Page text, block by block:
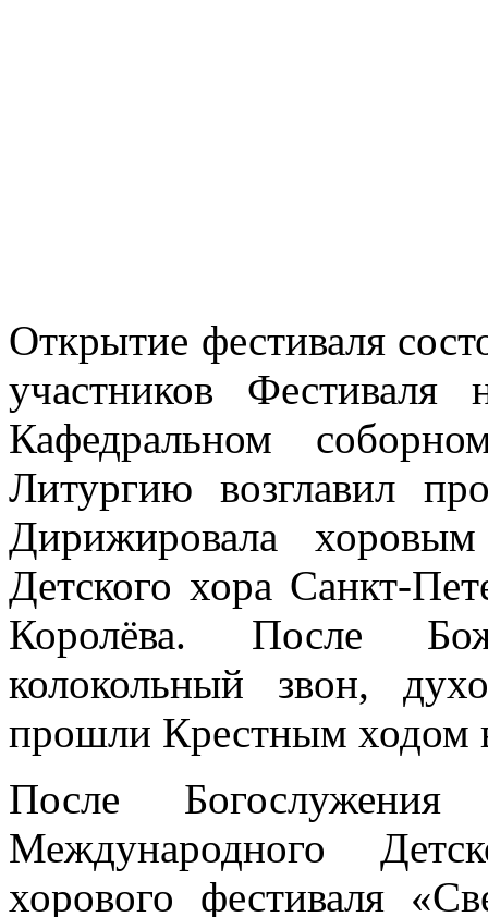
Открытие фестиваля
участников
Кафедральном
Литургию возглавил
Дирижировала
Детского хора Санкт-
Королёва. После
колокольный звон,
прошли Крестным ходом
После
Международного
хорового фестиваля